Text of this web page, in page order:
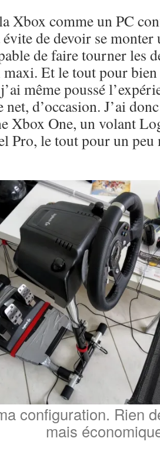
Xbox comme un PC
de devoir se
de faire tourner les
Et le tout pour
même poussé
net, d’occasion. J’ai
Xbox One, un volant
Pro, le tout pour un
configuration. Rien
mais